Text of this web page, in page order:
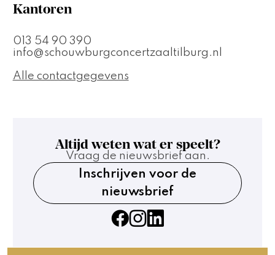
Kantoren
013 54 90 390
info@schouwburgconcertzaaltilburg.nl
Alle contactgegevens
Altijd weten wat er speelt?
Vraag de nieuwsbrief aan.
Inschrijven voor de
nieuwsbrief